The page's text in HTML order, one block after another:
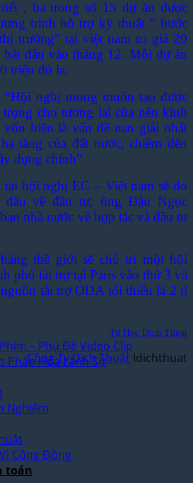
– Phụ Đề Video Clip
Pháp Hóa Lãnh Sự
Nghiệm
Cộng Đồng
toán
, ba trong số 15 dự án được
trình hỗ trợ kỹ thuật “ bước
trường” tại việt nam trị giá 20
đầu vào tháng 12. Mỗi dự án
triệu đô la.
“Hội nghị mong muốn tạo được
cho tương lai của nền kinh
hiện là vấn đề nan giải nhất
tầng của đất nước, chiếm đến
dựng chính”.
tại hội nghị EC – Việt nam sẽ do
đầu về đầu tư, ông Đậu Ngọc
nhà nước về hợp tác và đầu tư
thế giới sẽ chủ trì một hội
phủ tài trợ tại Paris vào thứ 3 và
tài trợ ODA tối thiểu là 2 tỉ
Tự Học Dịch Thuật
Công Ty Dịch Thuật Idichthuat